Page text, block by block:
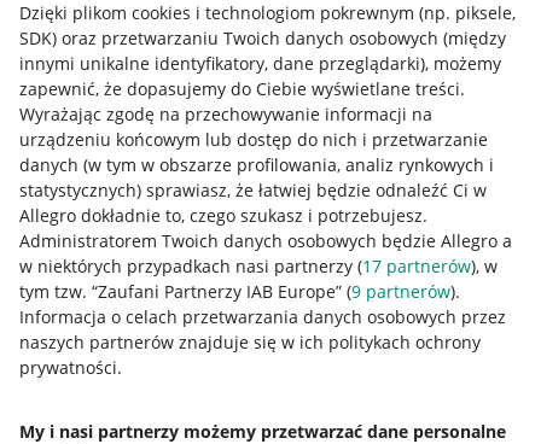
Dzięki plikom cookies i technologiom pokrewnym (np. piksele,
SDK) oraz przetwarzaniu Twoich danych osobowych (między
innymi unikalne identyfikatory, dane przeglądarki), możemy
zapewnić, że dopasujemy do Ciebie wyświetlane treści.
Wyrażając zgodę na przechowywanie informacji na
urządzeniu końcowym lub dostęp do nich i przetwarzanie
danych (w tym w obszarze profilowania, analiz rynkowych i
statystycznych) sprawiasz, że łatwiej będzie odnaleźć Ci w
Allegro dokładnie to, czego szukasz i potrzebujesz.
Administratorem Twoich danych osobowych będzie Allegro a
w niektórych przypadkach nasi partnerzy (17 partnerów), w
tym tzw. “Zaufani Partnerzy IAB Europe” (9 partnerów).
Informacja o celach przetwarzania danych osobowych przez
naszych partnerów znajduje się w ich politykach ochrony
prywatności.
My i nasi partnerzy możemy przetwarzać dane personalne
Przydatne informacje
Jak to działa